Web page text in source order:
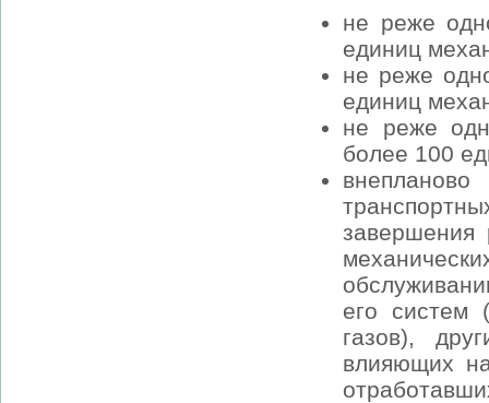
не реже
единиц
не реже
единиц
не реже
более 100
завершения
его систем
газов),
влияющих